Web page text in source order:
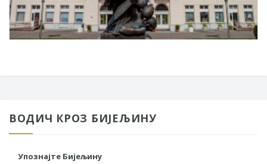
ВОДИЧ КРОЗ БИЈЕЉИНУ
Упознајте Бијељину